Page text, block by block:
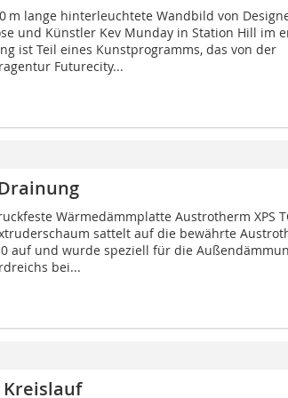
m lange hinterleuchtete Wandbild von
und Künstler Kev Munday in Station Hill im
ist Teil eines Kunstprogramms, das von der
Futurecity...
Wärmedämmplatte Austrotherm XPS
sattelt auf die bewährte
auf und wurde speziell für die
bei...